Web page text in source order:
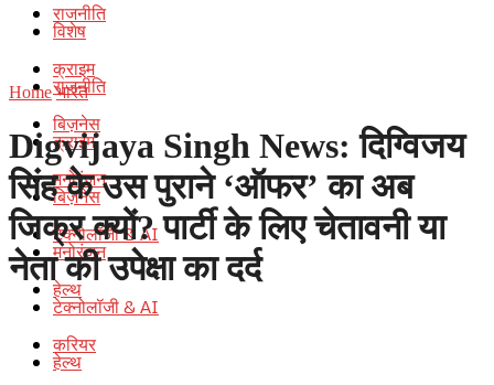
राजनीति
क्राइम
बिज़नेस
मनोरंजन
टेक्नोलॉजी & AI
हेल्थ
करियर
विशेष
राजनीति
क्राइम
बिज़नेस
मनोरंजन
टेक्नोलॉजी & AI
हेल्थ
Home भारत
Digvijaya Singh News: दिग्विजय
सिंह के उस पुराने ‘ऑफर’ का अब
जिक्र क्यों? पार्टी के लिए चेतावनी या
नेता की उपेक्षा का दर्द